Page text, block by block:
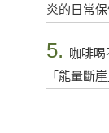
炎的日常
5.
咖啡
「能量斷